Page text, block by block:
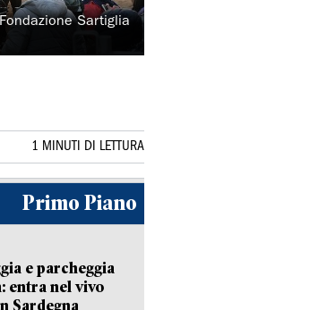
Sartiglia
1 MINUTI DI LETTURA
Primo Piano
e parcheggia
entra nel vivo
Sardegna